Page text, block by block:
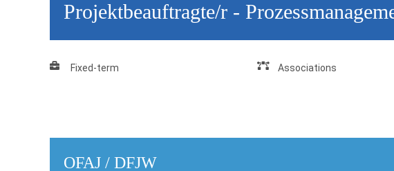
Projektbeauftragte/r -
Fixed-term Associations
OFAJ / DFJW